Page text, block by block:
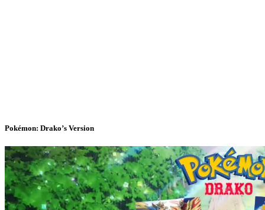
Pokémon: Drako’s Version